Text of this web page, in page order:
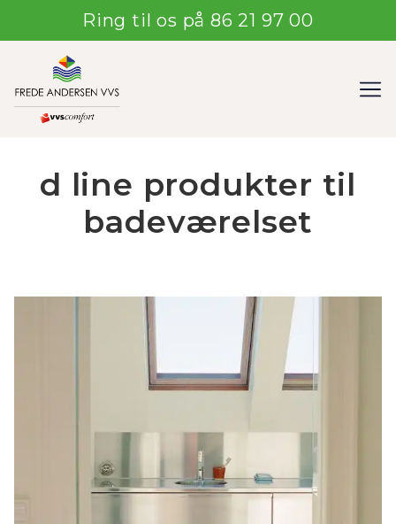
Ring til os på 86 21 97 00
d line produkter til
badeværelset